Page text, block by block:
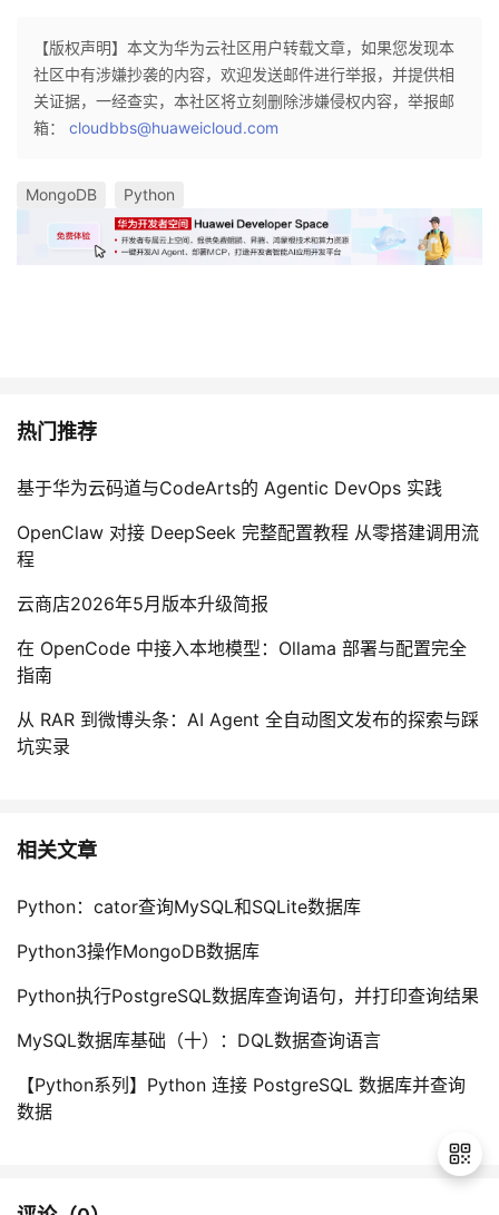
【版权声明】本文为华为云社区用户转载文章，如果您发现本
社区中有涉嫌抄袭的内容，欢迎发送邮件进行举报，并提供相
关证据，一经查实，本社区将立刻删除涉嫌侵权内容，举报邮
箱： cloudbbs@huaweicloud.com
MongoDB Python
热门推荐
基于华为云码道与CodeArts的 Agentic DevOps 实践
OpenClaw 对接 DeepSeek 完整配置教程 从零搭建调用流
程
云商店2026年5月版本升级简报
在 OpenCode 中接入本地模型：Ollama 部署与配置完全
指南
从 RAR 到微博头条：AI Agent 全自动图文发布的探索与踩
坑实录
相关文章
Python：cator查询MySQL和SQLite数据库
Python3操作MongoDB数据库
Python执行PostgreSQL数据库查询语句，并打印查询结果
MySQL数据库基础（十）：DQL数据查询语言
【Python系列】Python 连接 PostgreSQL 数据库并查询
数据